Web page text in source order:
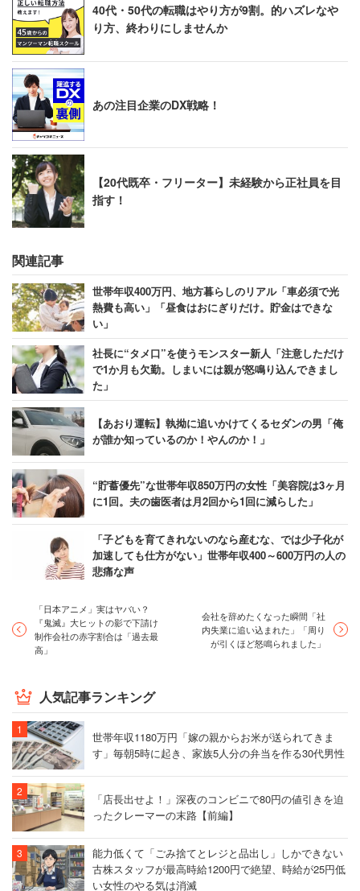
40代・50代の転職はやり方が9割。的ハズレなや
り方、終わりにしませんか
あの注目企業のDX戦略！
【20代既卒・フリーター】未経験から正社員を目
指す！
関連記事
世帯年収400万円、地方暮らしのリアル「車必須で光
熱費も高い」「昼食はおにぎりだけ。貯金はできな
い」
社長に“タメ口”を使うモンスター新人「注意しただけ
で1か月も欠勤。しまいには親が怒鳴り込んできまし
た」
【あおり運転】執拗に追いかけてくるセダンの男「俺
が誰か知っているのか！やんのか！」
“貯蓄優先”な世帯年収850万円の女性「美容院は3ヶ月
に1回。夫の歯医者は月2回から1回に減らした」
「子どもを育てきれないのなら産むな、では少子化が
加速しても仕方がない」世帯年収400～600万円の人の
悲痛な声
「日本アニメ」実はヤバい？
『鬼滅』大ヒットの影で下請け
制作会社の赤字割合は「過去最
高」
会社を辞めたくなった瞬間「社
内失業に追い込まれた」「周り
が引くほど怒鳴られました」
人気記事ランキング
世帯年収1180万円「嫁の親からお米が送られてきま
す」毎朝5時に起き、家族5人分の弁当を作る30代男性
「店長出せよ！」深夜のコンビニで80円の値引きを迫
ったクレーマーの末路【前編】
能力低くて「ごみ捨てとレジと品出し」しかできない
古株スタッフが最高時給1200円で絶望、時給が25円低
い女性のやる気は消滅